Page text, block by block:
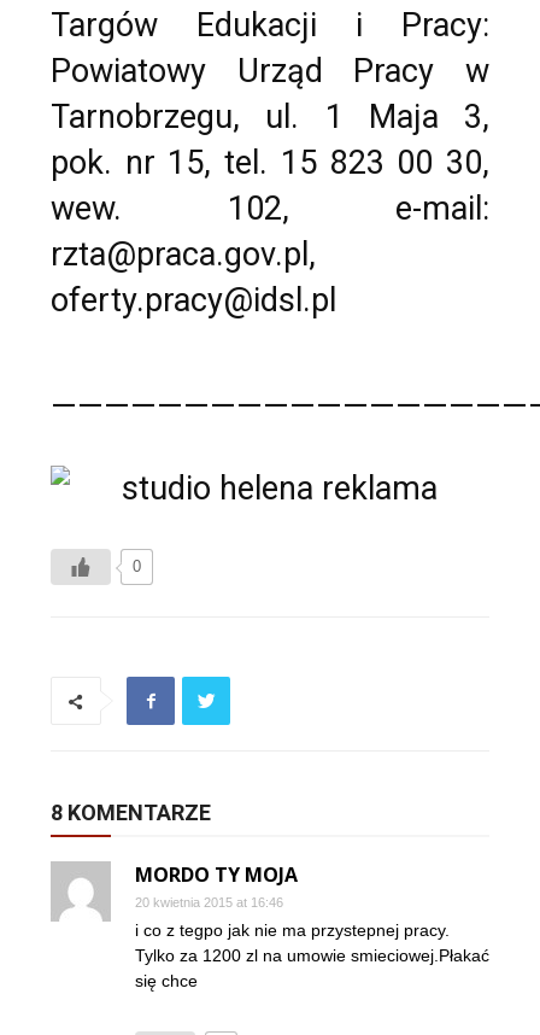
Targów Edukacji i Pracy:
Powiatowy Urząd Pracy w
Tarnobrzegu, ul. 1 Maja 3,
pok. nr 15, tel. 15 823 00 30,
wew. 102, e-mail:
rzta@praca.gov.pl,
oferty.pracy@idsl.pl
0
8 KOMENTARZE
MORDO TY MOJA
20 kwietnia 2015 at 16:46
i co z tegpo jak nie ma przystepnej pracy.
Tylko za 1200 zl na umowie smieciowej.Płakać
się chce